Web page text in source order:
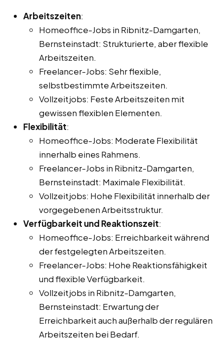
Arbeitszeiten:
Homeoffice-Jobs in Ribnitz-Damgarten,
Bernsteinstadt: Strukturierte, aber flexible
Arbeitszeiten.
Freelancer-Jobs: Sehr flexible,
selbstbestimmte Arbeitszeiten.
Vollzeitjobs: Feste Arbeitszeiten mit
gewissen flexiblen Elementen.
Flexibilität:
Homeoffice-Jobs: Moderate Flexibilität
innerhalb eines Rahmens.
Freelancer-Jobs in Ribnitz-Damgarten,
Bernsteinstadt: Maximale Flexibilität.
Vollzeitjobs: Hohe Flexibilität innerhalb der
vorgegebenen Arbeitsstruktur.
Verfügbarkeit und Reaktionszeit:
Homeoffice-Jobs: Erreichbarkeit während
der festgelegten Arbeitszeiten.
Freelancer-Jobs: Hohe Reaktionsfähigkeit
und flexible Verfügbarkeit.
Vollzeitjobs in Ribnitz-Damgarten,
Bernsteinstadt: Erwartung der
Erreichbarkeit auch außerhalb der regulären
Arbeitszeiten bei Bedarf.